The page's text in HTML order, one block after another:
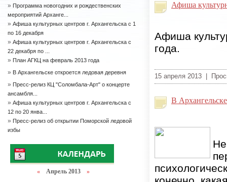
Афиша
Афиша
года.
15 апреля 2013 |
В
» Программа новогодних и рождественских
мероприятий Арханге...
» Афиша культурных центров г. Архангельска с 1
по 16 декабря
» Афиша культурных центров г. Архангельска с
22 декабря по ...
» План АГКЦ на февраль 2013 года
» В Архангельске откроется ледовая деревня
» Пресс-релиз КЦ "Соломбала-Арт" о концерте
ансамбля...
» Афиша культурных центров г. Архангельска с
12 по 20 янва...
» Пресс-релиз об открытии Поморской ледовой
избы
« Апрель 2013 »